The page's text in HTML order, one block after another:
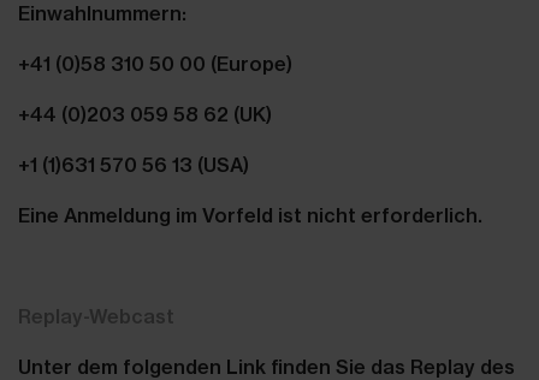
Einwahlnummern:
+41 (0)58 310 50 00 (Europe)
+44 (0)203 059 58 62 (UK)
+1 (1)631 570 56 13 (USA)
Eine Anmeldung im Vorfeld ist nicht erforderlich.
Replay-Webcast
Unter dem folgenden Link finden Sie das Replay des